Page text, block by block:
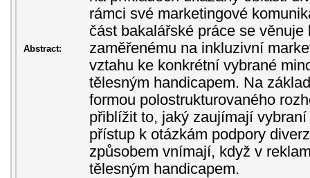
Abstract:
rámci své marketingové
část bakalářské práce se
zaměřenému na inkluzivní
vztahu ke konkrétní vybrané
tělesným handicapem. Na
formou polostrukturovaného
přiblížit to, jaký zaujímají
přístup k otázkám podpory
způsobem vnímají, když v
tělesným handicapem.